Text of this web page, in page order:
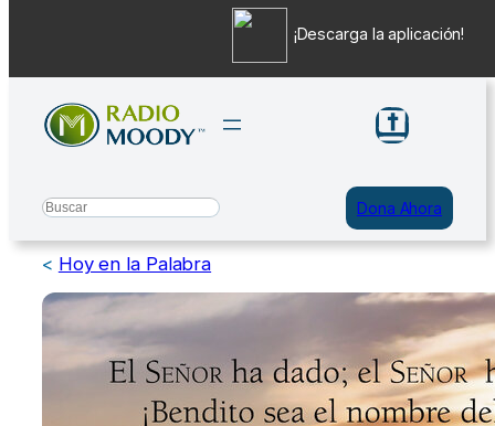
contenido
Search Dona Ahora
< Hoy en la Palabra
¡Descarga la aplicación!